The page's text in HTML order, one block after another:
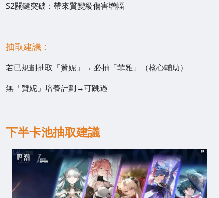
S2關鍵突破：帶來質變級傷害增幅
抽取建議：
若已規劃抽取「贊妮」→ 必抽「菲雅」（核心輔助）
無「贊妮」培養計劃→可跳過
下半卡池抽取建議